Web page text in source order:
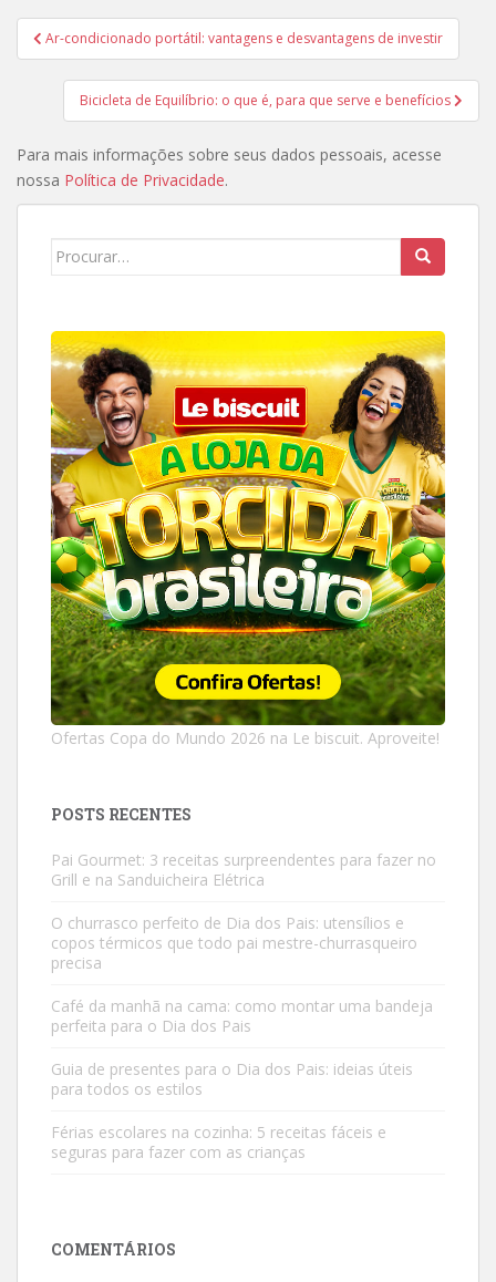
Navegação
de
Post
Ar-condicionado portátil: vantagens e desvantagens de investir
Bicicleta de Equilíbrio: o que é, para que serve e benefícios
Para mais informações sobre seus dados pessoais, acesse
nossa Política de Privacidade.
Search
Ofertas Copa do Mundo 2026 na Le biscuit. Aproveite!
POSTS RECENTES
Pai Gourmet: 3 receitas surpreendentes para fazer no
Grill e na Sanduicheira Elétrica
O churrasco perfeito de Dia dos Pais: utensílios e
copos térmicos que todo pai mestre-churrasqueiro
precisa
Café da manhã na cama: como montar uma bandeja
perfeita para o Dia dos Pais
Guia de presentes para o Dia dos Pais: ideias úteis
para todos os estilos
Férias escolares na cozinha: 5 receitas fáceis e
seguras para fazer com as crianças
COMENTÁRIOS